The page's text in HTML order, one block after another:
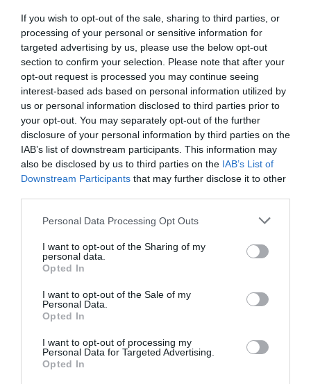
If you wish to opt-out of the sale, sharing to third parties, or
processing of your personal or sensitive information for
targeted advertising by us, please use the below opt-out
section to confirm your selection. Please note that after your
opt-out request is processed you may continue seeing
interest-based ads based on personal information utilized by
us or personal information disclosed to third parties prior to
your opt-out. You may separately opt-out of the further
disclosure of your personal information by third parties on the
IAB’s list of downstream participants. This information may
also be disclosed by us to third parties on the IAB’s List of
Downstream Participants that may further disclose it to other
Personal Data Processing Opt Outs
I want to opt-out of the Sharing of my
personal data.
Opted In
I want to opt-out of the Sale of my
Personal Data.
Opted In
I want to opt-out of processing my
Personal Data for Targeted Advertising.
Opted In
ζωντανεύουν από την αισθαντικότητα και ερμηνευτική
υποκριτική της ίδιας τηςΙουλίτας Ηλιοπούλου
και τουΔημήτρη Καταλειφού.Στα μελοποιημένα
κομμάτια οΤάσης Χριστογιαννόπουλοςκαι η
Θεοδώρα Μπάκαπαρουσιάζουν σε μια άλλη διάσταση
τον ποιητικό λόγο και το αποτέλεσμα γίνεται ένα
παράλληλο μουσικό ταξίδι σε ένα βιβλίο, στο οποίο
κυριαρχούν όλες οι μορφές των τεχνών στη μέγιστη
τους απόδοση.
Η επετειακή ποιητική ανθολογίαΟ κόσμος ο
μικρός ό μέγας! του Οδυσσέα Ελύτηκυκλοφορεί
από τις εκδόσεις Ίκαρος.
Ακολουθήστε το Culturenow.gr στο Google News
μάθετε πρώτοι όλες τις ειδήσεις
Δείτε όλα τατελευταία νέαγια την Τέχνη και τον
Πολιτισμό στοCulturenow.gr
Νέοι Διαγωνισμοί❯